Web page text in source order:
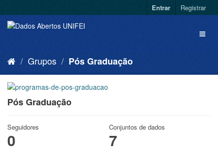
Entrar Registrar
Grupos Pós Graduação
Pós Graduação
Seguidores
0
Conjuntos de dados
7